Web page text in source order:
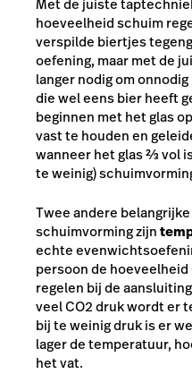
Met de juiste
hoeveelheid schuim
verspilde biertjes
oefening, maar met de
langer nodig om
die wel eens bier heeft
beginnen met het glas
vast te houden en
wanneer het glas ⅔ vol
te weinig)
Twee andere
schuimvorming zijn
echte
persoon de
regelen bij de
veel CO2 druk wordt er
bij te weinig druk is er
lager de temperatuur,
het vat.